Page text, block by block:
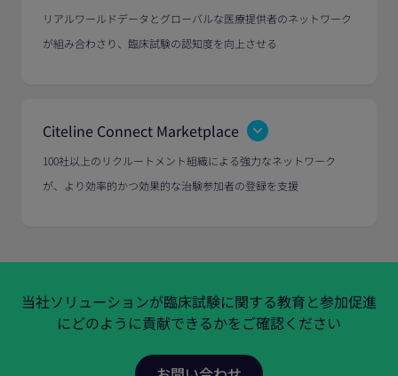
リアルワールドデータとグローバルな医療提供者のネットワーク
が組み合わさり、臨床試験の認知度を向上させる
Citeline Connect Marketplace
100社以上のリクルートメント組織による強力なネットワーク
が、より効率的かつ効果的な治験参加者の登録を支援
当社ソリューションが臨床試験に関する教育と参加促進
にどのように貢献できるかをご確認ください